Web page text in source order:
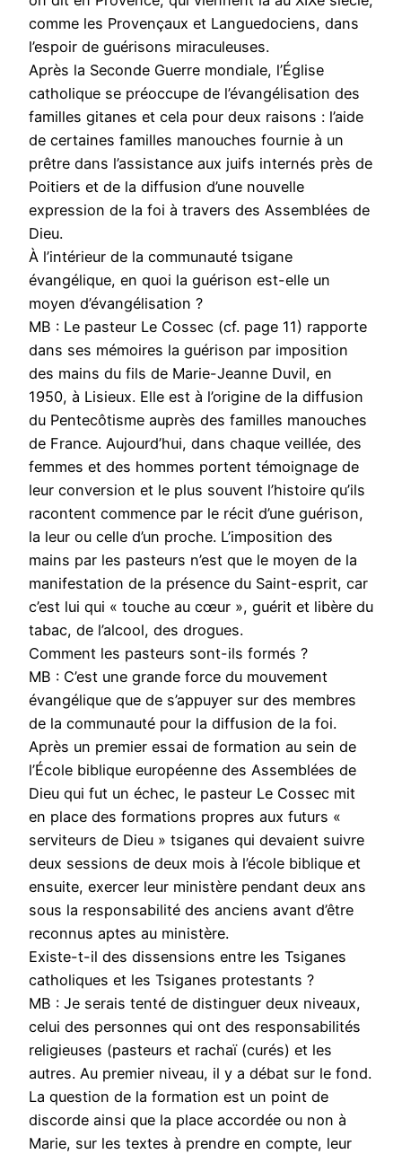
comme les Provençaux et Languedociens, dans
l’espoir de guérisons miraculeuses.
Après la Seconde Guerre mondiale, l’Église
catholique se préoccupe de l’évangélisation des
familles gitanes et cela pour deux raisons : l’aide
de certaines familles manouches fournie à un
prêtre dans l’assistance aux juifs internés près de
Poitiers et de la diffusion d’une nouvelle
expression de la foi à travers des Assemblées de
Dieu.
À l’intérieur de la communauté tsigane
évangélique, en quoi la guérison est-elle un
moyen d’évangélisation ?
MB : Le pasteur Le Cossec (cf. page 11) rapporte
dans ses mémoires la guérison par imposition
des mains du fils de Marie-Jeanne Duvil, en
1950, à Lisieux. Elle est à l’origine de la diffusion
du Pentecôtisme auprès des familles manouches
de France. Aujourd’hui, dans chaque veillée, des
femmes et des hommes portent témoignage de
leur conversion et le plus souvent l’histoire qu’ils
racontent commence par le récit d’une guérison,
la leur ou celle d’un proche. L’imposition des
mains par les pasteurs n’est que le moyen de la
manifestation de la présence du Saint-esprit, car
c’est lui qui « touche au cœur », guérit et libère du
tabac, de l’alcool, des drogues.
Comment les pasteurs sont-ils formés ?
MB : C’est une grande force du mouvement
évangélique que de s’appuyer sur des membres
de la communauté pour la diffusion de la foi.
Après un premier essai de formation au sein de
l’École biblique européenne des Assemblées de
Dieu qui fut un échec, le pasteur Le Cossec mit
en place des formations propres aux futurs «
serviteurs de Dieu » tsiganes qui devaient suivre
deux sessions de deux mois à l’école biblique et
ensuite, exercer leur ministère pendant deux ans
sous la responsabilité des anciens avant d’être
reconnus aptes au ministère.
Existe-t-il des dissensions entre les Tsiganes
catholiques et les Tsiganes protestants ?
MB : Je serais tenté de distinguer deux niveaux,
celui des personnes qui ont des responsabilités
religieuses (pasteurs et rachaï (curés) et les
autres. Au premier niveau, il y a débat sur le fond.
La question de la formation est un point de
discorde ainsi que la place accordée ou non à
Marie, sur les textes à prendre en compte, leur